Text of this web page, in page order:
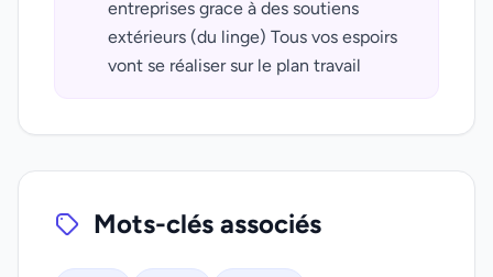
entreprises grace à des soutiens
extérieurs (du linge) Tous vos espoirs
vont se réaliser sur le plan travail
Mots-clés associés